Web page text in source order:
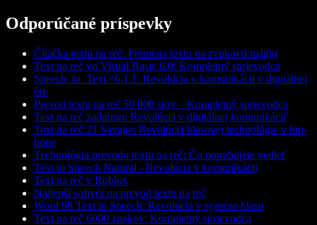
Odporúčané príspevky
Čítačka textu na reč: Premena textu na zvukovú mágiu
Text na reč vo Visual Basic 6.0: Kompletný sprievodca
Speech_to_Text ^6.1.1: Revolúcia v komunikácii v digitálnej
ére
Prevod textu na reč 50 000 slov – Kompletný sprievodca
Text na reč zadarmo: Revolúcia v digitálnej komunikácii
Text na reč 21 Savage: Revolúcia hlasovej technológie v hip-
hope
Technológia prevodu textu na reč: Čo potrebujete vedieť
Text to Speech Natural - Revolúcia v komunikácii
Text na reč v Roblox
Najlepší softvér na prevod textu na reč
Word 98 Text to Speech: Revolúcia v syntéze hlasu
Text na reč 6000 znakov: Kompletný sprievodca